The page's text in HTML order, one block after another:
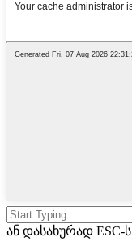
ან დასახურად ESC-ს